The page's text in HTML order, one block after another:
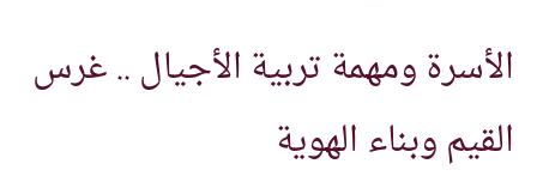
الأسرة ومهمة تربية الأجيال .. غرس
القيم وبناء الهوية